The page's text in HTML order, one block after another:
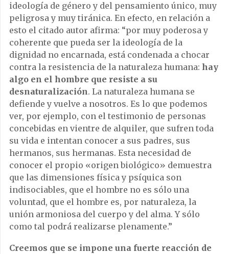
ideología de género y del pensamiento único, muy
peligrosa y muy tiránica. En efecto, en relación a
esto el citado autor afirma: “por muy poderosa y
coherente que pueda ser la ideología de la
dignidad no encarnada, está condenada a chocar
contra la resistencia de la naturaleza humana: hay
algo en el hombre que resiste a su
desnaturalización. La naturaleza humana se
defiende y vuelve a nosotros. Es lo que podemos
ver, por ejemplo, con el testimonio de personas
concebidas en vientre de alquiler, que sufren toda
su vida e intentan conocer a sus padres, sus
hermanos, sus hermanas. Esta necesidad de
conocer el propio «origen biológico» demuestra
que las dimensiones física y psíquica son
indisociables, que el hombre no es sólo una
voluntad, que el hombre es, por naturaleza, la
unión armoniosa del cuerpo y del alma. Y sólo
como tal podrá realizarse plenamente.”
Creemos que se impone una fuerte reacción de